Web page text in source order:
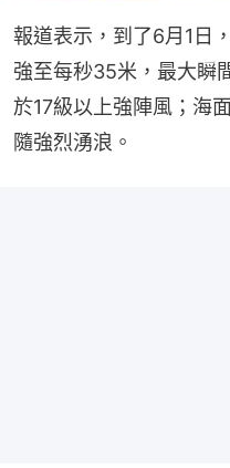
報道表示，到了6月1日
強至每秒35米，最大瞬
於17級以上強陣風；海
隨強烈湧浪。